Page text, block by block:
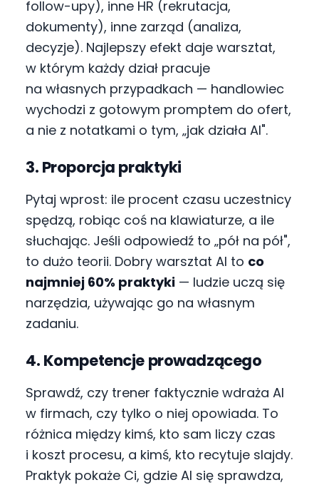
follow-upy), inne HR (rekrutacja,
dokumenty), inne zarząd (analiza,
decyzje). Najlepszy efekt daje warsztat,
w którym każdy dział pracuje
na własnych przypadkach — handlowiec
wychodzi z gotowym promptem do ofert,
a nie z notatkami o tym, „jak działa AI".
3. Proporcja praktyki
Pytaj wprost: ile procent czasu uczestnicy
spędzą, robiąc coś na klawiaturze, a ile
słuchając. Jeśli odpowiedź to „pół na pół",
to dużo teorii. Dobry warsztat AI to co
najmniej 60% praktyki — ludzie uczą się
narzędzia, używając go na własnym
zadaniu.
4. Kompetencje prowadzącego
Sprawdź, czy trener faktycznie wdraża AI
w firmach, czy tylko o niej opowiada. To
różnica między kimś, kto sam liczy czas
i koszt procesu, a kimś, kto recytuje slajdy.
Praktyk pokaże Ci, gdzie AI się sprawdza,